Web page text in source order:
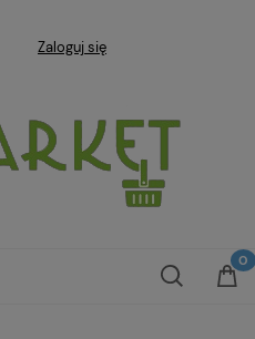
Zaloguj się